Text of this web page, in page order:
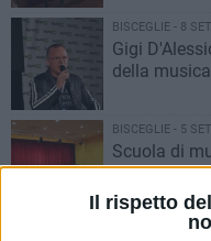
Il rispetto
BISCEGLIE - 8
Gigi
della musica
BISCEGLIE - 5
Scuola di
bambini al
BISCEGLIE - 5